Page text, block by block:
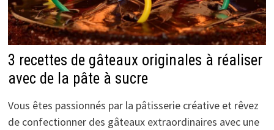
3 recettes de gâteaux originales à réaliser
avec de la pâte à sucre
Vous êtes passionnés par la pâtisserie créative et rêvez
de confectionner des gâteaux extraordinaires avec une